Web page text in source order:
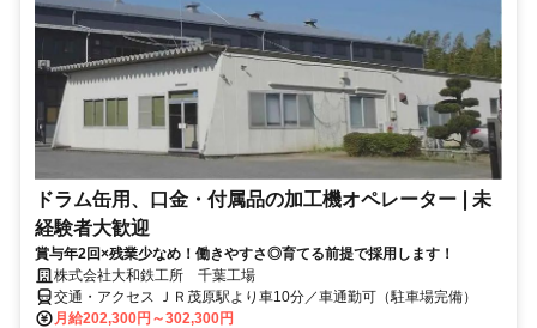
ドラム缶用、口金・付属品の加工機オペレーター❘未
経験者大歓迎
賞与年2回×残業少なめ！働きやすさ◎育てる前提で採用します！
株式会社大和鉄工所 千葉工場
交通・アクセス ＪＲ茂原駅より車10分／車通勤可（駐車場完備）
月給202,300円～302,300円